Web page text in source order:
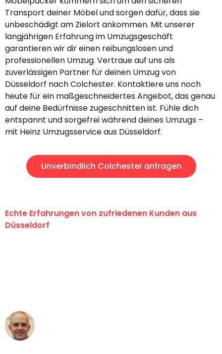
Transport deiner Möbel und sorgen dafür, dass sie
unbeschädigt am Zielort ankommen. Mit unserer
langjährigen Erfahrung im Umzugsgeschäft
garantieren wir dir einen reibungslosen und
professionellen Umzug. Vertraue auf uns als
zuverlässigen Partner für deinen Umzug von
Düsseldorf nach Colchester. Kontaktiere uns noch
heute für ein maßgeschneidertes Angebot, das genau
auf deine Bedürfnisse zugeschnitten ist. Fühle dich
entspannt und sorgefrei während deines Umzugs –
mit Heinz Umzugsservice aus Düsseldorf.
Unverbindlich Colchester anfragen
Echte Erfahrungen von zufriedenen Kunden aus
Düsseldorf